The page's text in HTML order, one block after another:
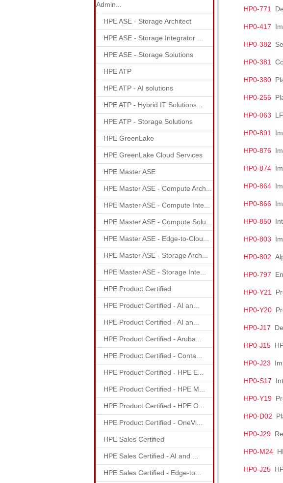
Admin...
HPE ASE - Storage Architect
HPE ASE - Storage Integrator ...
HPE ASE - Storage Solutions
HPE ATP
HPE ATP - AI solutions
HPE ATP - Hybrid IT Solutions...
HPE ATP - Storage Solutions
HPE GreenLake
HPE GreenLake Cloud Services
HPE Master ASE
HPE Master ASE - Compute Arch...
HPE Master ASE - Compute Inte...
HPE Master ASE - Compute Solu...
HPE Master ASE - Edge-to-Clou...
HPE Master ASE - Storage Arch...
HPE Master ASE - Storage Inte...
HPE Product Certified
HPE Product Certified - AI an...
HPE Product Certified - AI an...
HPE Product Certified - Aruba...
HPE Product Certified - Conta...
HPE Product Certified - HPE E...
HPE Product Certified - HPE M...
HPE Product Certified - HPE O...
HPE Product Certified - OneVi...
HPE Sales Certified
HPE Sales Certified - AI and ...
HPE Sales Certified - Edge-to...
HP0-771
HP0-417
HP0-382
HP0-381
HP0-380
HP0-255
HP0-063
HP0-891
HP0-876
HP0-874
HP0-864
HP0-866
HP0-850
HP0-803
HP0-802
HP0-797
HP0-Y21
HP0-Y20
HP0-J17
HP0-J15
HP0-J23
HP0-S17
HP0-Y19
HP0-D02
HP0-J29
HP0-M24
HP0-J25